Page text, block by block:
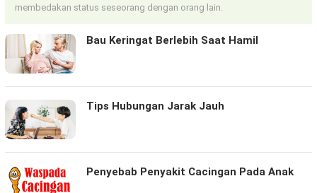
membedakan status seseorang dengan orang lain.
Bau Keringat Berlebih Saat Hamil
Tips Hubungan Jarak Jauh
Penyebab Penyakit Cacingan Pada Anak